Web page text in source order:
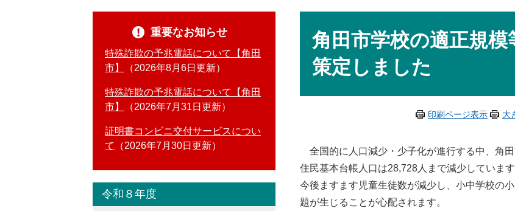
角田市学校の適正規
策定しました
印刷ページ表示 大
全国的に人口減少・少子化が進行する中、角
住民基本台帳人口は28,728人まで減少していま
今後ますます児童生徒数が減少し、小中学校の
題が生じることが心配されます。
重要なお知らせ
特殊詐欺の予兆電話について【角田
市】
2026年8月6日更新
特殊詐欺の予兆電話について【角田
市】
2026年7月31日更新
証明書コンビニ交付サービスについ
て
2026年7月30日更新
令和８年度